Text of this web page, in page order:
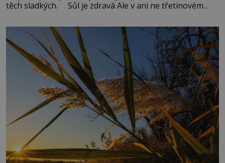
těch sladkých. Sůl je zdravá Ale v ani ne třetinovém
základní složky– sodík a chlór – jsou zásadní pro
správné hospodaření